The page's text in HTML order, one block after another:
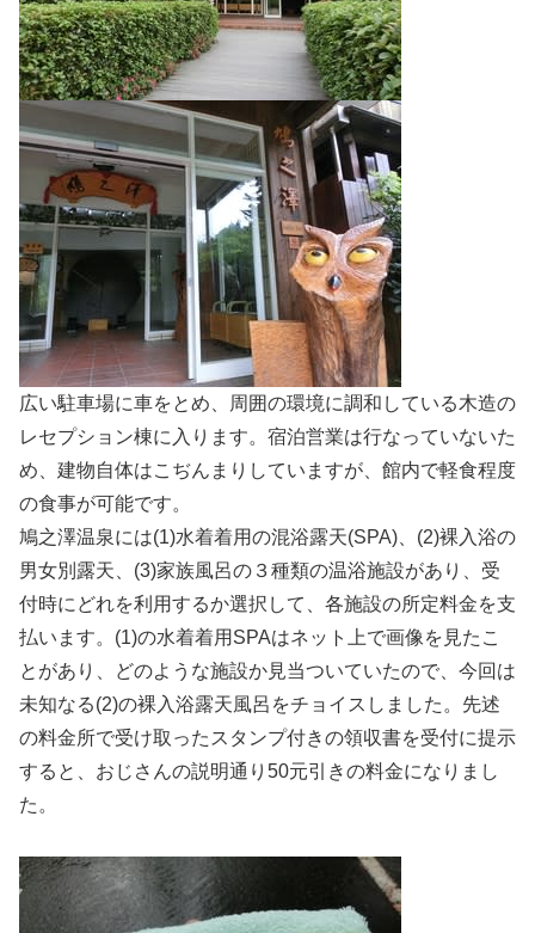
広い駐車場に車をとめ、周囲の環境に調和している木造の
レセプション棟に入ります。宿泊営業は行なっていないた
め、建物自体はこぢんまりしていますが、館内で軽食程度
の食事が可能です。
鳩之澤温泉には(1)水着着用の混浴露天(SPA)、(2)裸入浴の
男女別露天、(3)家族風呂の３種類の温浴施設があり、受
付時にどれを利用するか選択して、各施設の所定料金を支
払います。(1)の水着着用SPAはネット上で画像を見たこ
とがあり、どのような施設か見当ついていたので、今回は
未知なる(2)の裸入浴露天風呂をチョイスしました。先述
の料金所で受け取ったスタンプ付きの領収書を受付に提示
すると、おじさんの説明通り50元引きの料金になりまし
た。